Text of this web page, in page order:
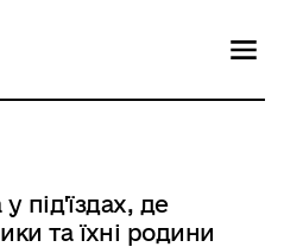
новини
під'їздах, де
та їхні родини